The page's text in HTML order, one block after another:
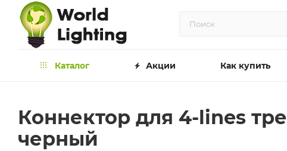
Каталог Акции Как купить
Коннектор для 4-lines
черный